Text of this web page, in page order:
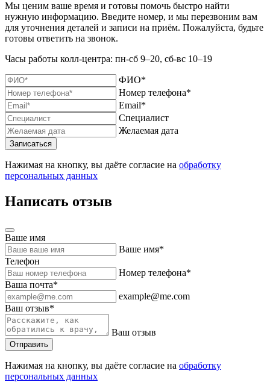
Мы ценим ваше время и готовы помочь быстро найти
нужную информацию. Введите номер, и мы перезвоним вам
для уточнения деталей и записи на приём. Пожалуйста, будьте
готовы ответить на звонок.
Часы работы колл-центра: пн-сб 9–20, сб-вс 10–19
ФИО*
Номер телефона*
Email*
Специалист
Желаемая дата
Нажимая на кнопку, вы даёте согласие на обработку
персональных данных
Написать отзыв
Ваше имя
Ваше имя*
Телефон
Номер телефона*
Ваша почта*
example@me.com
Ваш отзыв*
Ваш отзыв
Нажимая на кнопку, вы даёте согласие на обработку
персональных данных